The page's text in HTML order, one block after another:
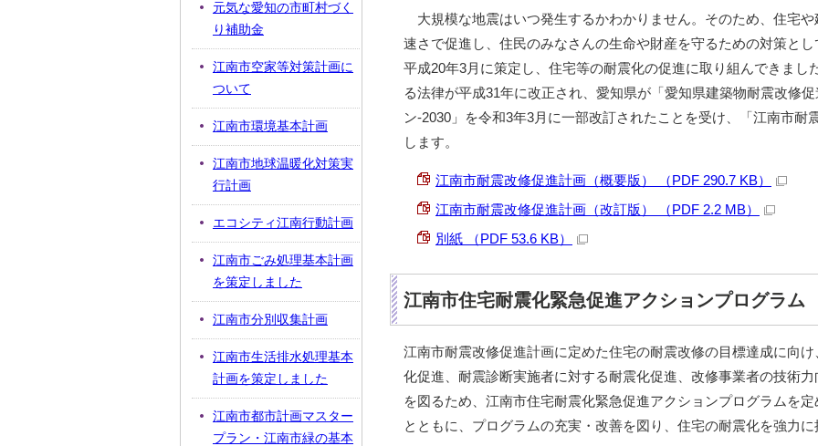
大規模な地震はいつ発生するかわかりません。そのため、住宅
速さで促進し、住民のみなさんの生命や財産を守るための対策と
平成20年3月に策定し、住宅等の耐震化の促進に取り組んできまし
る法律が平成31年に改正され、愛知県が「愛知県建築物耐震改修
ン-2030」を令和3年3月に一部改訂されたことを受け、「江南市耐
します。
江南市耐震改修促進計画（概要版） （PDF 290.7 KB）
江南市耐震改修促進計画（改訂版） （PDF 2.2 MB）
別紙 （PDF 53.6 KB）
江南市住宅耐震化緊急促進アクションプログラム
江南市耐震改修促進計画に定めた住宅の耐震改修の目標達成に向
化促進、耐震診断実施者に対する耐震化促進、改修事業者の技術
を図るため、江南市住宅耐震化緊急促進アクションプログラムを
とともに、プログラムの充実・改善を図り、住宅の耐震化を強力
元気な愛知の市町村づく
り補助金
江南市空家等対策計画に
ついて
江南市環境基本計画
江南市地球温暖化対策実
行計画
エコシティ江南行動計画
江南市ごみ処理基本計画
を策定しました
江南市分別収集計画
江南市生活排水処理基本
計画を策定しました
江南市都市計画マスター
プラン・江南市緑の基本